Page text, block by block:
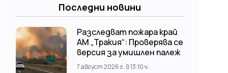
Последни новини
Разследват пожара край
АМ „Тракия“: Проверява се
версия за умишлен палеж
7 август 2026 г. в 13:10 ч.